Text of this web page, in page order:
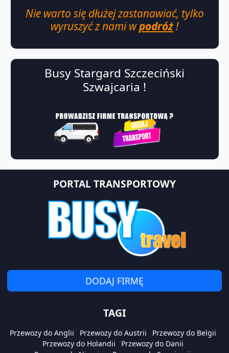
Nie warto się dłużej zastanawiać, tylko
wyruszyć z nami wpodróż!
Busy Stargard Szczeciński
Szwajcaria !
PORTAL TRANSPORTOWY
DODAJ FIRMĘ
TAGI
Przewozy do Anglii Przewozy do Austrii
Przewozy do Belgii
Przewozy do Holandii
Przewozy do Danii